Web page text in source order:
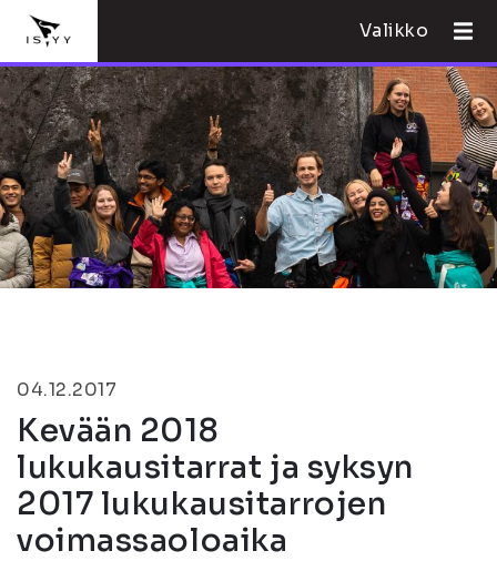
Valikko
04.12.2017
Kevään 2018
lukukausitarrat ja syksyn
2017 lukukausitarrojen
voimassaoloaika